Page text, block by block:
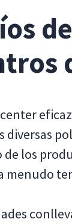
diversas
los
menudo